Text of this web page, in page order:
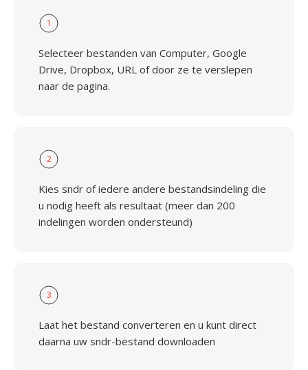
1
Selecteer bestanden van Computer, Google
Drive, Dropbox, URL of door ze te verslepen
naar de pagina.
2
Kies sndr of iedere andere bestandsindeling die
u nodig heeft als resultaat (meer dan 200
indelingen worden ondersteund)
3
Laat het bestand converteren en u kunt direct
daarna uw sndr-bestand downloaden